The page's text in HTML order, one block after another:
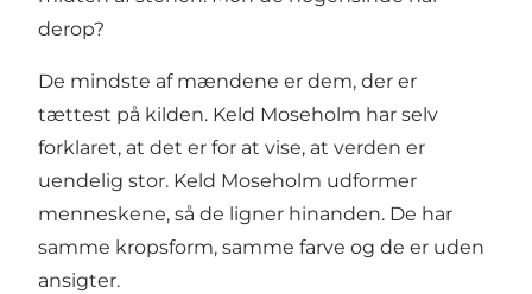
derop?
De mindste af mændene er dem, der er
tættest på kilden. Keld Moseholm har selv
forklaret, at det er for at vise, at verden er
uendelig stor. Keld Moseholm udformer
menneskene, så de ligner hinanden. De har
samme kropsform, samme farve og de er uden
ansigter.